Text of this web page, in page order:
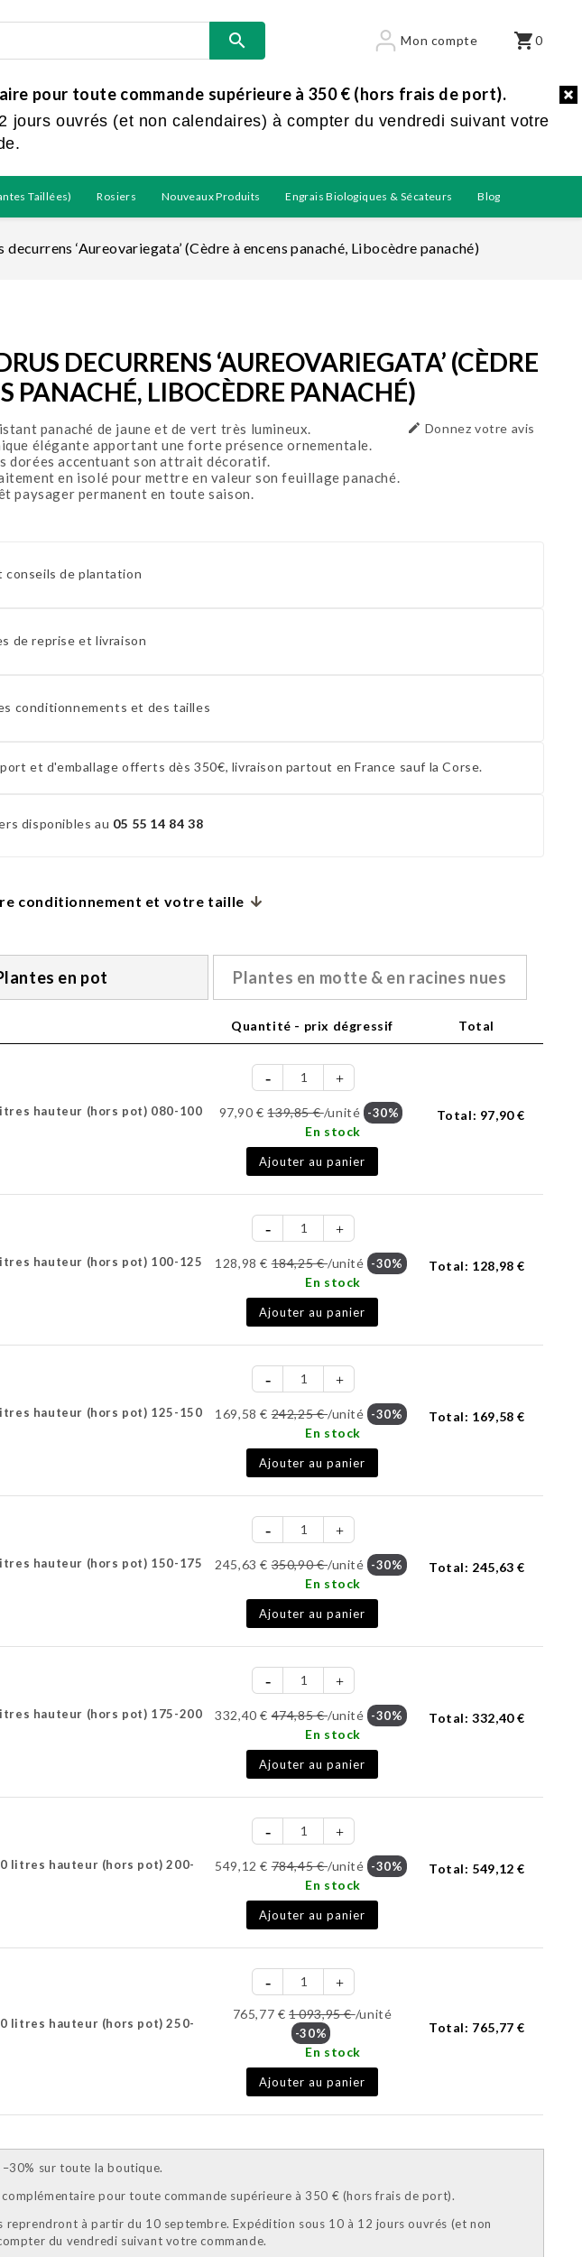
pour toute commande supérieure à 350 € (hors frais de port).
ouvrés (et non calendaires) à compter du vendredi suivant votre
 Mon compte shopping_cart0
Taillées) Rosiers Nouveaux Produits Engrais Biologiques & Sécateurs Blog
decurrens ‘Aureovariegata’ (Cèdre à encens panaché, Libocèdre panaché)
DECURRENS ‘AUREOVARIEGATA’ (CÈDRE
PANACHÉ, LIBOCÈDRE PANACHÉ)
 Donnez votre avis
panaché de jaune et de vert très lumineux.
élégante apportant une forte présence ornementale.
dorées accentuant son attrait décoratif.
en isolé pour mettre en valeur son feuillage panaché.
paysager permanent en toute saison.
conseils de plantation
de reprise et livraison
conditionnements et des tailles
et d'emballage offerts dès 350€, livraison partout en France sauf la Corse.
disponibles au 05 55 14 84 38
conditionnement et votre taille
en pot Plantes en motte & en racines nues
Quantité - prix dégressif Total
hauteur (hors pot) 080-100
97,90 €139,85 €/unité -30%
En stock
Ajouter au panier
Total: 97,90 €
hauteur (hors pot) 100-125
128,98 €184,25 €/unité -30%
En stock
Ajouter au panier
Total: 128,98 €
hauteur (hors pot) 125-150
169,58 €242,25 €/unité -30%
En stock
Ajouter au panier
Total: 169,58 €
hauteur (hors pot) 150-175
245,63 €350,90 €/unité -30%
En stock
Ajouter au panier
Total: 245,63 €
hauteur (hors pot) 175-200
332,40 €474,85 €/unité -30%
En stock
Ajouter au panier
Total:332,40 €
litres hauteur (hors pot) 200-
549,12 €784,45 €/unité -30%
En stock
Ajouter au panier
Total: 549,12 €
litres hauteur (hors pot) 250-
765,77 €1 093,95 €/unité
-30%
En stock
Ajouter au panier
Total: 765,77 €
sur toute la boutique.
complémentaire pour toute commande supérieure à 350 € (hors frais de port).
reprendront à partir du 10 septembre. Expédition sous 10 à 12 jours ouvrés (et non
du vendredi suivant votre commande.